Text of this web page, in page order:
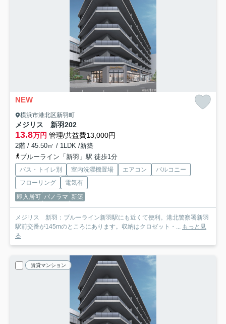
NEW
横浜市港北区新羽町
メジリス 新羽202
13.8万円 管理/共益費13,000円
2階 / 45.50㎡ / 1LDK /新築
ブルーライン「新羽」駅 徒歩1分
バス・トイレ別 室内洗濯機置場 エアコン
バルコニー
フローリング
電気有
即入居可 パノラマ 新築
メジリス 新羽：ブルーライン新羽駅にも近くて便利。港北警察署新羽
駅前交番が145mのところにあります。収納はクロゼット・...
もっと見
る
賃貸マンション